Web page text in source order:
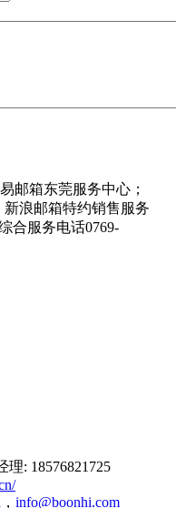
邮箱东莞服务中心；
浪邮箱特约销售服务
合服务电话0769-
: 18576821725
， info@boonhi.com